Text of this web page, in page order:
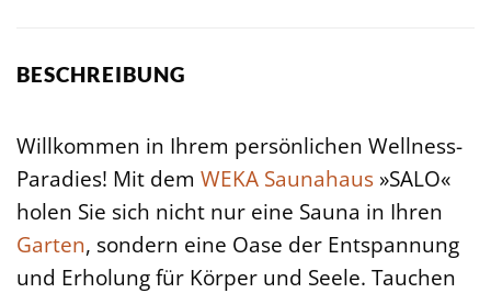
BESCHREIBUNG
Willkommen in Ihrem persönlichen Wellness-
Paradies! Mit dem WEKA Saunahaus »SALO«
holen Sie sich nicht nur eine Sauna in Ihren
Garten, sondern eine Oase der Entspannung
und Erholung für Körper und Seele. Tauchen